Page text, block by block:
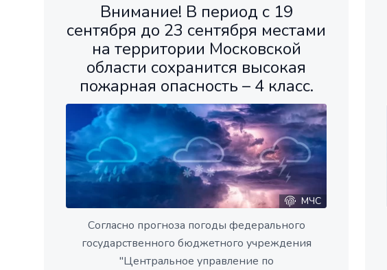
Внимание! В период с 19
сентября до 23 сентября местами
на территории Московской
области сохранится высокая
пожарная опасность – 4 класс.
МЧС
Согласно прогноза погоды федерального
государственного бюджетного учреждения
"Центральное управление по